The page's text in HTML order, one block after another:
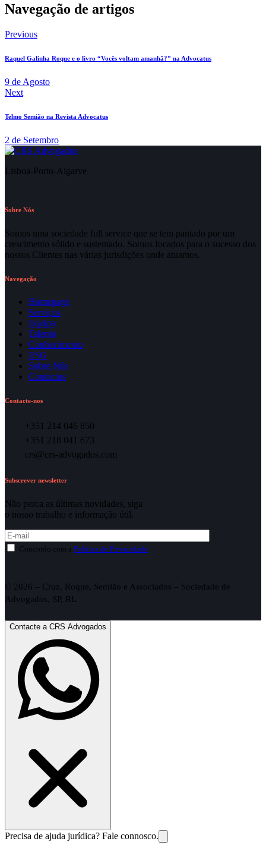
Navegação de artigos
Previous
Raquel Galinha Roque e o livro “Vocês voltam amanhã?” na Advocatus
9 de Agosto
Next
Telmo Semião na Revista Advocatus
2 de Setembro
Lisboa-Porto-Algarve
Sobre Nós
Somos uma sociedade full service que se tem pautado por um
crescimento sólido e sustentado. Somos focados para o sucesso dos
nossos Clientes nas várias jurisdições onde atuamos.
Navegação
Homepage
Serviços
Equipa
Talento
Conhecimento
ESG
Sobre Nós
Contactos
Contacte-nos
+351 214 046 850
+351 218 041 673
crs@crs-advogados.com
Subscrever newsletter
Não perca as últimas novidades, siga
o nosso trabalho e informação útil.
Concordo com a Política de Privacidade.
© 2026 – Cruz, Roque, Semião e Associados – Sociedade de
Advogados, SP, RL
Contacte a CRS Advogados
Precisa de ajuda jurídica? Fale connosco.